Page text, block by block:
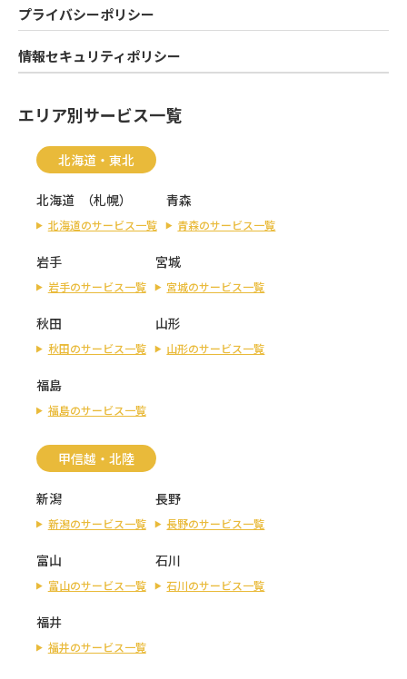
プライバシーポリシー
情報セキュリティポリシー
エリア別サービス一覧
北海道・東北
北海道 （札幌）
北海道のサービス一覧
青森
青森のサービス一覧
岩手
岩手のサービス一覧
宮城
宮城のサービス一覧
秋田
秋田のサービス一覧
山形
山形のサービス一覧
福島
福島のサービス一覧
甲信越・北陸
新潟
新潟のサービス一覧
長野
長野のサービス一覧
富山
富山のサービス一覧
石川
石川のサービス一覧
福井
福井のサービス一覧